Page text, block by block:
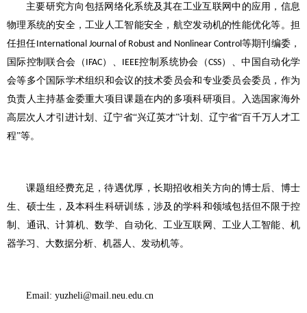
主要研究方向包括网络化系统及其在工业互联网中的应用，信息
物理系统的安全，工业人工智能安全，航空发动机的性能优化等。担
任担任International Journal of Robust and Nonlinear Control等期刊编委 ，
国际控制联合会（ IFAC）、 IEEE控制系统协会（CSS）、中国自动化学
会等多个国际学术组织和会议的技术委员会和专业委员会委员，作为
负责人主持基金委重大项目课题在内的多项科研项目。入选国家海外
高层次人才引进计划
、辽宁省“兴辽英才”计划、辽宁省“百千万人才工
程”等。
课题组经费充足，待遇优厚，长期招收相关方向的博士后、博士
生、硕士生，及本科生科研训练，涉及的学科和领域包括但不限于控
制、通讯、计算机、数学、自动化、工业互联网、工业人工智能、机
器学习、大数据分析、机器人、发动机等。
Email: yuzheli@mail.neu.edu.cn